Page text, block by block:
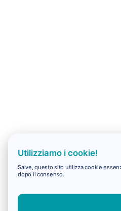
Utilizziamo i cookie!
Salve, questo sito utilizza cookie
dopo il consenso.